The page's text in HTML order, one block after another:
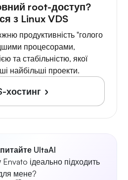
root-доступ?
з Linux VDS
продуктивність "голого
процесорами,
та стабільністю, якої
найбільші проекти.
хостинг
UltaAI
ідеально підходить
мене?